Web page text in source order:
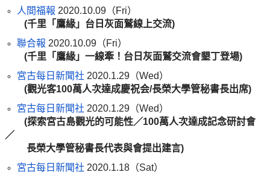
人間福報 2020.10.09（Fri）
(千里「鷹緣」台日灰面鷲線上交流)
聯合報 2020.10.09（Fri）
(千里「鷹緣」一線牽！台日灰面鷲交流會墾丁登場)
宮古每日新聞社 2020.1.29（Wed）
(觀光客100萬人次達成慶祝会/長榮大學管秘書長出席)
宮古每日新聞社 2020.1.29（Wed）
(探索宮古島觀光的可能性／100萬人次達成記念研討會
／
長榮大學管秘書長代表與會提出建言)
宮古每日新聞社 2020.1.18（Sat）